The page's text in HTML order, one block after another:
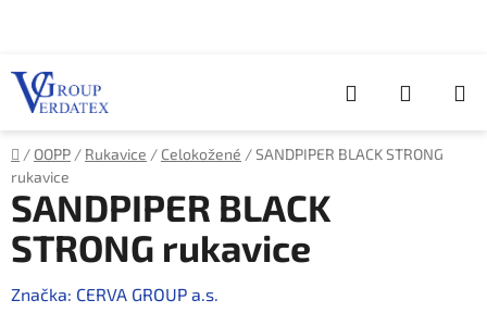
Hledat
KOŠÍK
Domů
/ OOPP / Rukavice / Celokožené /SANDPIPER BLACK STRONG
rukavice
SANDPIPER BLACK
STRONG rukavice
Značka: CERVA GROUP a.s.